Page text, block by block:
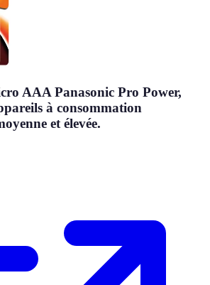
AAA Panasonic Pro Power,
à consommation
et élevée.